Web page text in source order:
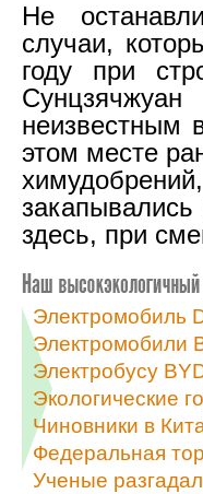
Не
случаи,
году при
неизвестным
этом месте
здесь, при
Электромобиль
Электромобили
Электробусу
Экологические
Чиновники в
Федеральная
Ученые